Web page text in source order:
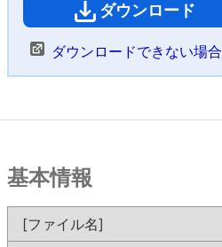
ダウンロード
ダウンロードできない場合
基本情報
[ファイル名]